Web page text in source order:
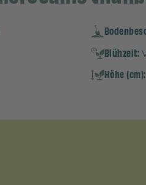
Blühzeit:
Höhe (cm):